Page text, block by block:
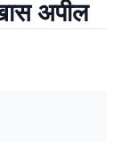
अपील